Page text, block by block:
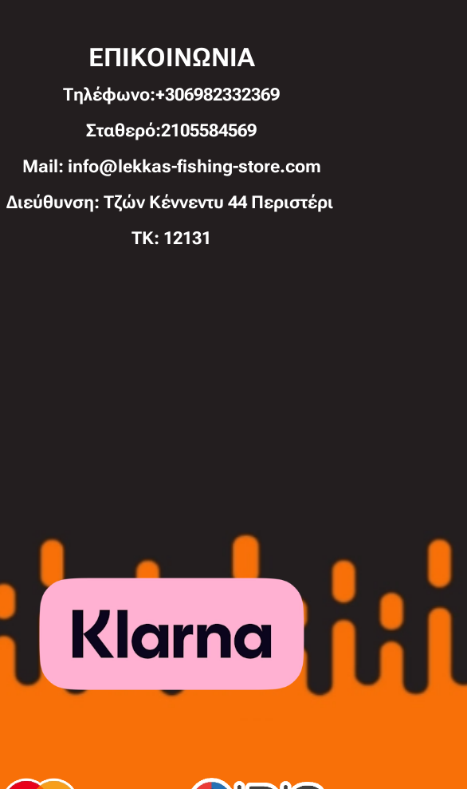
ΕΠΙΚΟΙΝΩΝΙΑ
Τηλέφωνo:+306982332369
Σταθερό:2105584569
Mail: info@lekkas-fishing-store.com
Διεύθυνση: Τζών Κέννεντυ 44 Περιστέρι
TK: 12131